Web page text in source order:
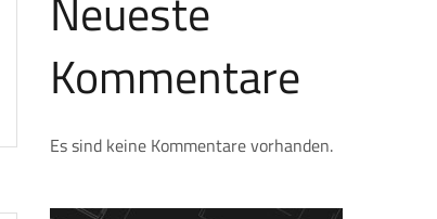
Kommentare
Es sind keine Kommentare vorhanden.